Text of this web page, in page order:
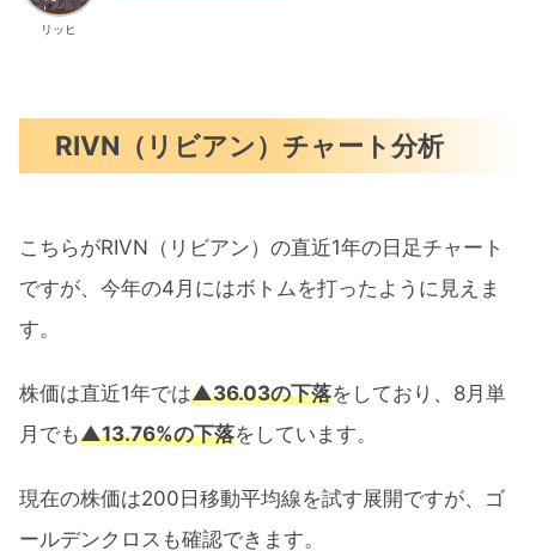
リッヒ
RIVN（リビアン）チャート分析
こちらがRIVN（リビアン）の直近1年の日足チャート
ですが、今年の4月にはボトムを打ったように見えま
す。
株価は直近1年では▲36.03の下落をしており、8月単
月でも▲13.76%の下落をしています。
現在の株価は200日移動平均線を試す展開ですが、ゴ
ールデンクロスも確認できます。